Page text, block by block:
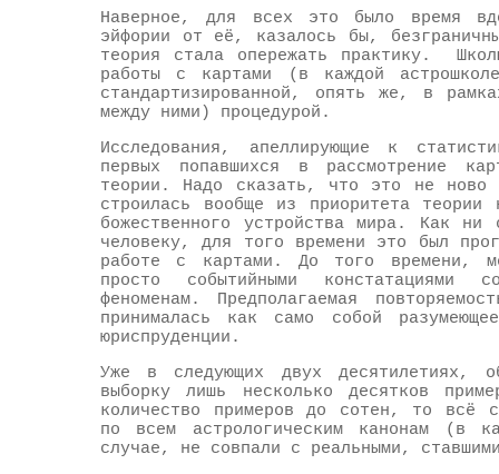
Наверное, для всех это было время
эйфории от её, казалось бы,
теория стала опережать практику.
работы с картами (в каждой
стандартизированной, опять же, в
между ними) процедурой.
Исследования, апеллирующие к
первых попавшихся в рассмотрение
теории. Надо сказать, что это не ново
строилась вообще из приоритета
божественного устройства мира. Как ни
человеку, для того времени это был
работе с картами. До того времени,
просто событийными констатациями
феноменам. Предполагаемая
принималась как само собой
юриспруденции.
Уже в следующих двух десятилетиях,
выборку лишь несколько десятков
количество примеров до сотен, то всё
по всем астрологическим канонам
случае, не совпали с реальными,